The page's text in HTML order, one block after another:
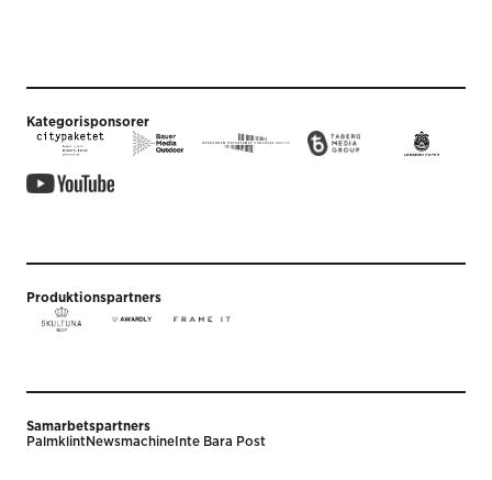
Kategorisponsorer
Produktionspartners
Samarbetspartners
PalmklintNewsmachine Inte Bara Post